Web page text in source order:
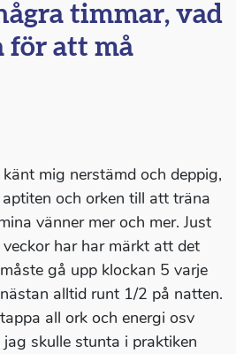
timmar, vad
för att må
mig nerstämd och deppig,
och orken till att träna
vänner mer och mer. Just
har har märkt att det
gå upp klockan 5 varje
alltid runt 1/2 på natten.
all ork och energi osv
skulle stunta i praktiken